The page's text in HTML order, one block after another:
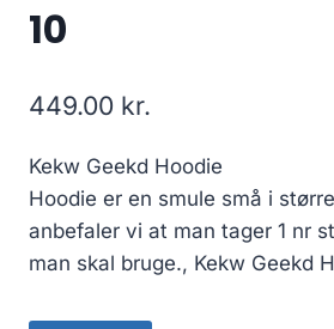
10
449.00 kr.
Kekw Geekd Hoodie
Hoodie er en smule små i
anbefaler vi at man tager 1 nr
man skal bruge., Kekw Geekd